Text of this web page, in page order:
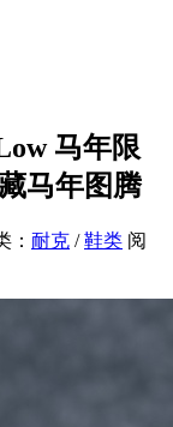
马年限
马年图腾
： 耐克 /鞋类 阅